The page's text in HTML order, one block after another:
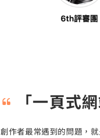
「一頁式
創作者最常遇到的問題，